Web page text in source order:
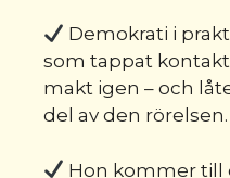
Demokrati i
som tappat
makt igen – och
del av den rörelsen.
Hon kommer till